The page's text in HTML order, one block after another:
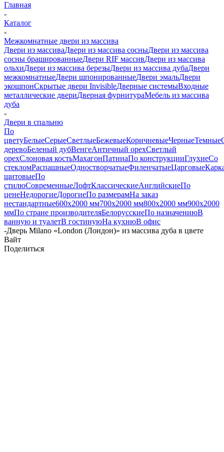
Главная
-
Каталог
-
Межкомнатные двери из массива
Двери из массиваДвери из массива сосныДвери из массива
сосны брашированныеДвери RIF массивДвери из массива
ольхиДвери из массива березыДвери из массива дубаДвери
межкомнатныеДвери шпонированныеДвери эмальДвери
экошпонСкрытые двери InvisibleДверные системыВходные
металлические двериДверная фурнитураМебель из массива
дуба
-
Двери в спальню
По
цветуБелыеСерыеСветлыеБежевыеКоричневыеЧерныеТемные
деревоБеленый дубВенгеАнтичный орехСветлый
орехСлоновая костьМахагонПатинаПо конструкцииГлухиеСо
стекломРаспашныеОдностворчатыеФиленчатыеЦарговые
щитовыеПо
стилюСовременныеЛофтКлассическиеАнглийскиеПо
ценеНедорогиеДорогиеПо размерамНа заказ
нестандартные600х2000 мм700х2000 мм800х2000 мм900х2000
ммПо стране производителяБелорусскиеПо назначениюВ
ванную и туалетВ гостинуюНа кухнюВ офис
-Дверь Milano «London (Лондон)» из массива дуба в цвете
Вайт
Поделиться